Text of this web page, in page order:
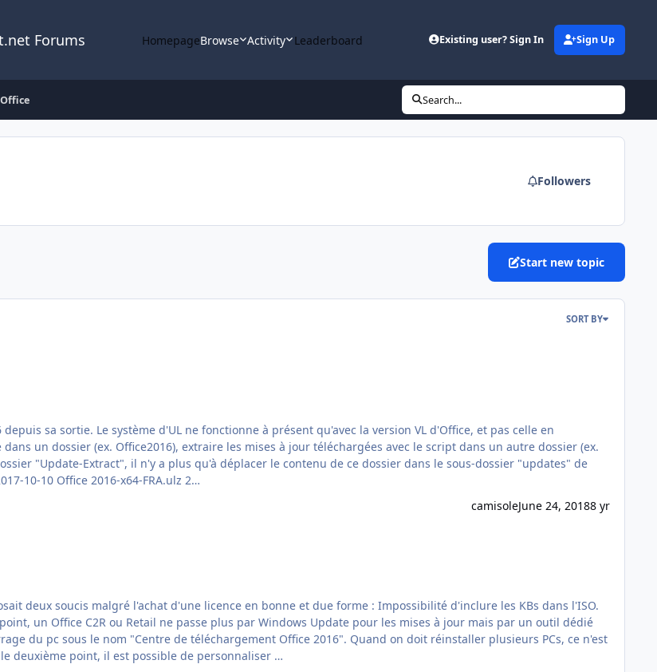
Forums HomepageBrowse Activity Leaderboard Existing user? Sign In Sign Up
Search...
Followers
Start new topic
SORT BY
"Update-Extract", il n'y a plus qu'à déplacer le contenu de ce dossier dans le sous-dossier "updates" de
l'ISO. Merci à gillesg pour le lien de son script inclus dans l'UL. 2017-10-10 Office 2016-x64-FRA.ulz 2…
camisoleJune 24, 20188 yr
du pc sous le nom "Centre de téléchargement Office 2016". Quand on doit réinstaller plusieurs PCs, ce n'est
de lancer des mises à jour web ; et c'est long. Pour le deuxième point, il est possible de personnaliser …